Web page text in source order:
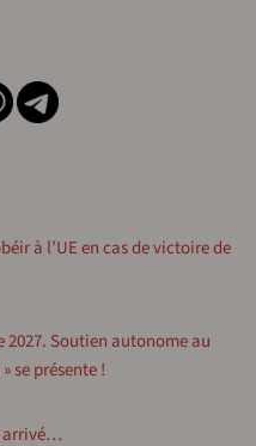
à l’UE en cas de victoire de
Soutien autonome au
se présente !
arrivé…